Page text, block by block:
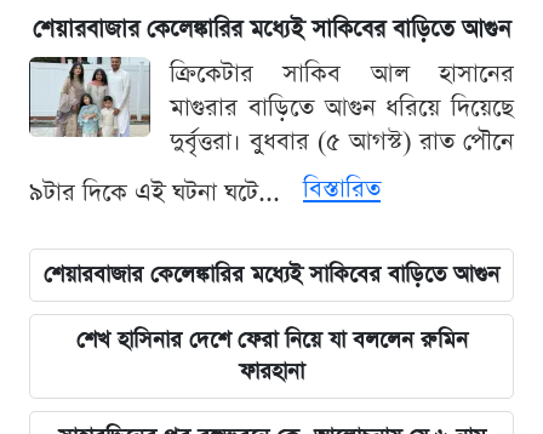
শেয়ারবাজার কেলেঙ্কারির মধ্যেই সাকিবের বাড়িতে আগুন
ক্রিকেটার সাকিব আল হাসানের
মাগুরার বাড়িতে আগুন ধরিয়ে দিয়েছে
দুর্বৃত্তরা। বুধবার (৫ আগস্ট) রাত পৌনে
৯টার দিকে এই ঘটনা ঘটে...
বিস্তারিত
শেয়ারবাজার কেলেঙ্কারির মধ্যেই সাকিবের বাড়িতে আগুন
শেখ হাসিনার দেশে ফেরা নিয়ে যা বললেন রুমিন
ফারহানা